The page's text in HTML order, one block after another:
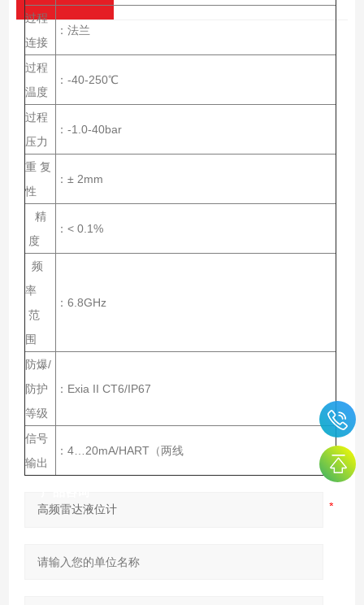
过程
连接
：法兰
过程
温度
：-40-250℃
过程
压力
：-1.0-40bar
重 复
性
：± 2mm
精
度
：< 0.1%
频
率
范
围
：6.8GHz
防爆/
防护
等级
：Exia II CT6/IP67
信号
输出
：4…20mA/HART（两线